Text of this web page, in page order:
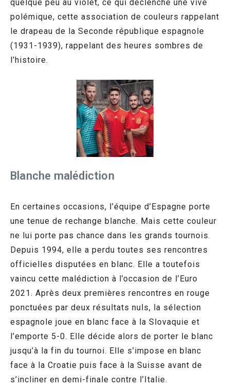
quelque peu au violet, ce qui déclenche une vive
polémique, cette association de couleurs rappelant
le drapeau de la Seconde république espagnole
(1931-1939), rappelant des heures sombres de
l’histoire.
Blanche malédiction
En certaines occasions, l’équipe d’Espagne porte
une tenue de rechange blanche. Mais cette couleur
ne lui porte pas chance dans les grands tournois.
Depuis 1994, elle a perdu toutes ses rencontres
officielles disputées en blanc. Elle a toutefois
vaincu cette malédiction à l’occasion de l’Euro
2021. Après deux premières rencontres en rouge
ponctuées par deux résultats nuls, la sélection
espagnole joue en blanc face à la Slovaquie et
l’emporte 5-0. Elle décide alors de porter le blanc
jusqu’à la fin du tournoi. Elle s’impose en blanc
face à la Croatie puis face à la Suisse avant de
s’incliner en demi-finale contre l’Italie.